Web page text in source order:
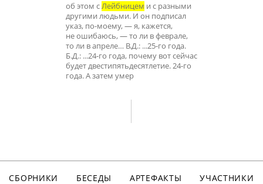
об этом сЛейбницем и с разными
другими людьми. И он подписал
указ, по-моему, — я, кажется,
не ошибаюсь, — то ли в феврале,
то ли в апреле… В.Д.: ...25-го года.
Б.Д.: ...24-го года, почему вот сейчас
будет двестипятьдесятлетие. 24-го
года. А затем умер
СБОРНИКИ БЕСЕДЫ АРТЕФАКТЫ
УЧАСТНИКИ